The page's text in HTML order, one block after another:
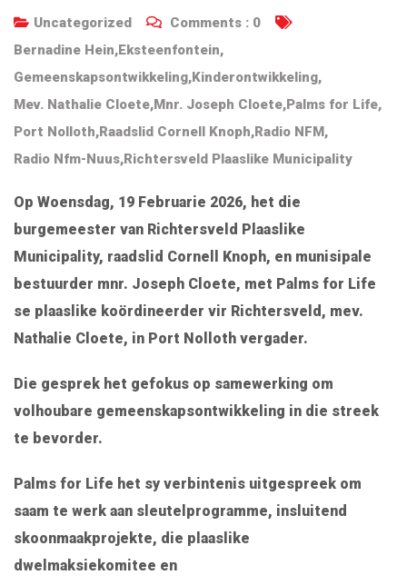
Uncategorized Comments : 0
Bernadine Hein,Eksteenfontein,
Gemeenskapsontwikkeling,Kinderontwikkeling,
Mev. Nathalie Cloete,Mnr. Joseph Cloete,Palms for Life,
Port Nolloth,Raadslid Cornell Knoph,Radio NFM,
Radio Nfm-Nuus,Richtersveld Plaaslike Municipality
Op Woensdag, 19 Februarie 2026, het die
burgemeester van Richtersveld Plaaslike
Municipality, raadslid Cornell Knoph, en munisipale
bestuurder mnr. Joseph Cloete, met Palms for Life
se plaaslike koördineerder vir Richtersveld, mev.
Nathalie Cloete, in Port Nolloth vergader.
Die gesprek het gefokus op samewerking om
volhoubare gemeenskapsontwikkeling in die streek
te bevorder.
Palms for Life het sy verbintenis uitgespreek om
saam te werk aan sleutelprogramme, insluitend
skoonmaakprojekte, die plaaslike
dwelmaksiekomitee en